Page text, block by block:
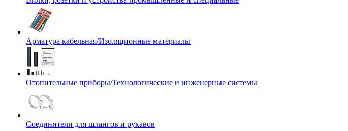
Арматура кабельная/Изоляционные материалы
Отопительные приборы/Технологические и инженерные системы
Соединители для шлангов и рукавов